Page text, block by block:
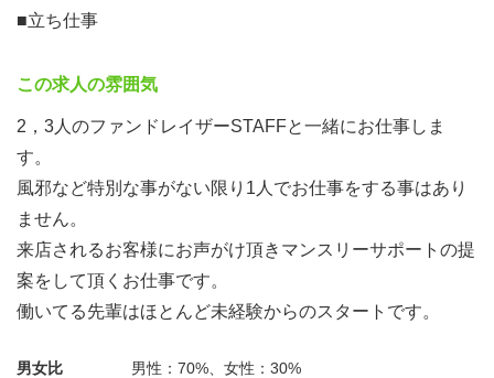
この仕事に共感して頂けたなら是非一緒に働きましょう！
■立ち仕事
この求人の雰囲気
2，3人のファンドレイザーSTAFFと一緒にお仕事しま
す。
風邪など特別な事がない限り1人でお仕事をする事はあり
ません。
来店されるお客様にお声がけ頂きマンスリーサポートの提
案をして頂くお仕事です。
働いてる先輩はほとんど未経験からのスタートです。
男女比 男性：70%、女性：30%